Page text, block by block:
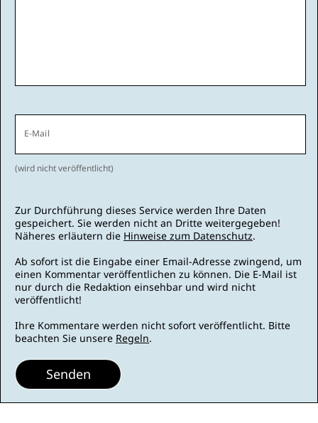
E-Mail
(wird nicht veröffentlicht)
Zur Durchführung dieses Service werden Ihre Daten
gespeichert. Sie werden nicht an Dritte weitergegeben!
Näheres erläutern die Hinweise zum Datenschutz.
Ab sofort ist die Eingabe einer Email-Adresse zwingend, um
einen Kommentar veröffentlichen zu können. Die E-Mail ist
nur durch die Redaktion einsehbar und wird nicht
veröffentlicht!
Ihre Kommentare werden nicht sofort veröffentlicht. Bitte
beachten Sie unsere Regeln.
Senden